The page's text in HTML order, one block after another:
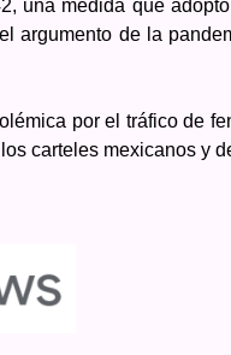
una medida que
argumento de la
por el tráfico de
carteles mexicanos y